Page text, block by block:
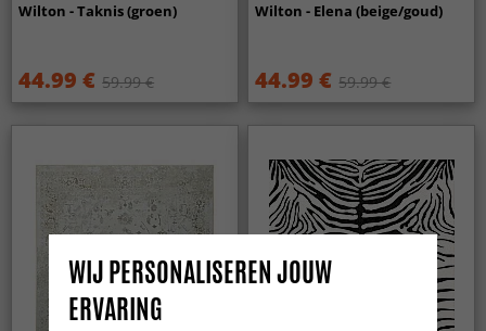
Wilton - Taknis (groen)
44.99 € 59.99 €
Wilton - Elena (beige/goud)
44.99 € 59.99 €
WIJ PERSONALISEREN JOUW
ERVARING